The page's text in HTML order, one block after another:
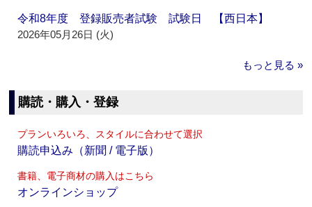
令和8年度 登録販売者試験 試験日 【西日本】
2026年05月26日 (火)
もっと見る »
購読・購入・登録
プランいろいろ、スタイルに合わせて選択
購読申込み（新聞 / 電子版）
書籍、電子商材の購入はこちら
オンラインショップ